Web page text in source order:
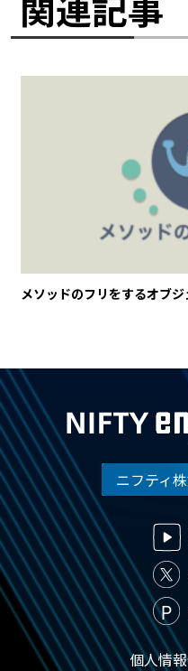
メソッドのフリをするオブ
ニフティ
個人情